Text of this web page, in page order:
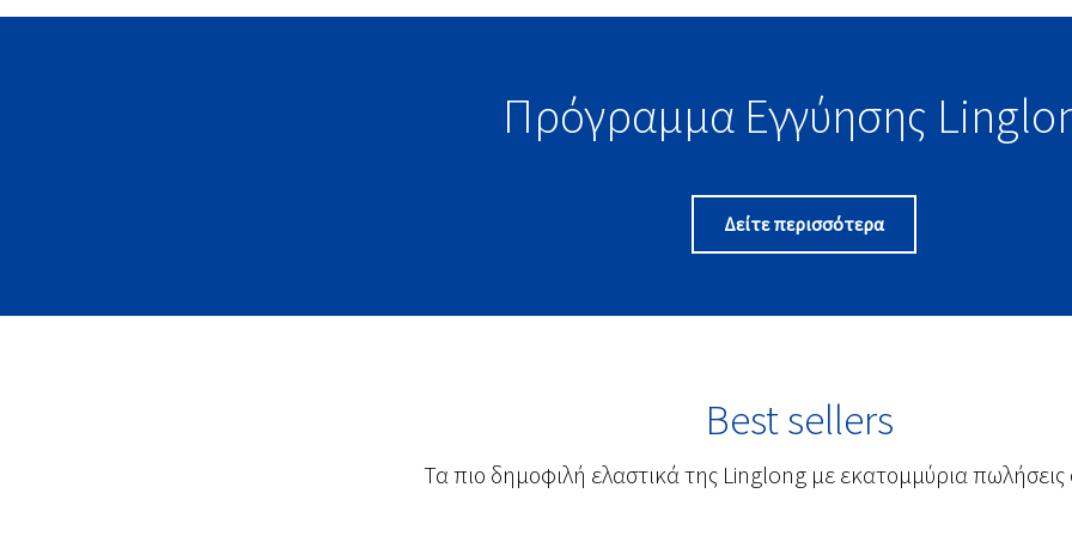
Πρόγραμμα Εγγύησης
Δείτε περισσότερα
Best sellers
Τα πιο δημοφιλή ελαστικά της Linglong με εκατομμύρια πωλήσεις